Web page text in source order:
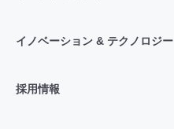
イノベーション & テクノロジー
採用情報